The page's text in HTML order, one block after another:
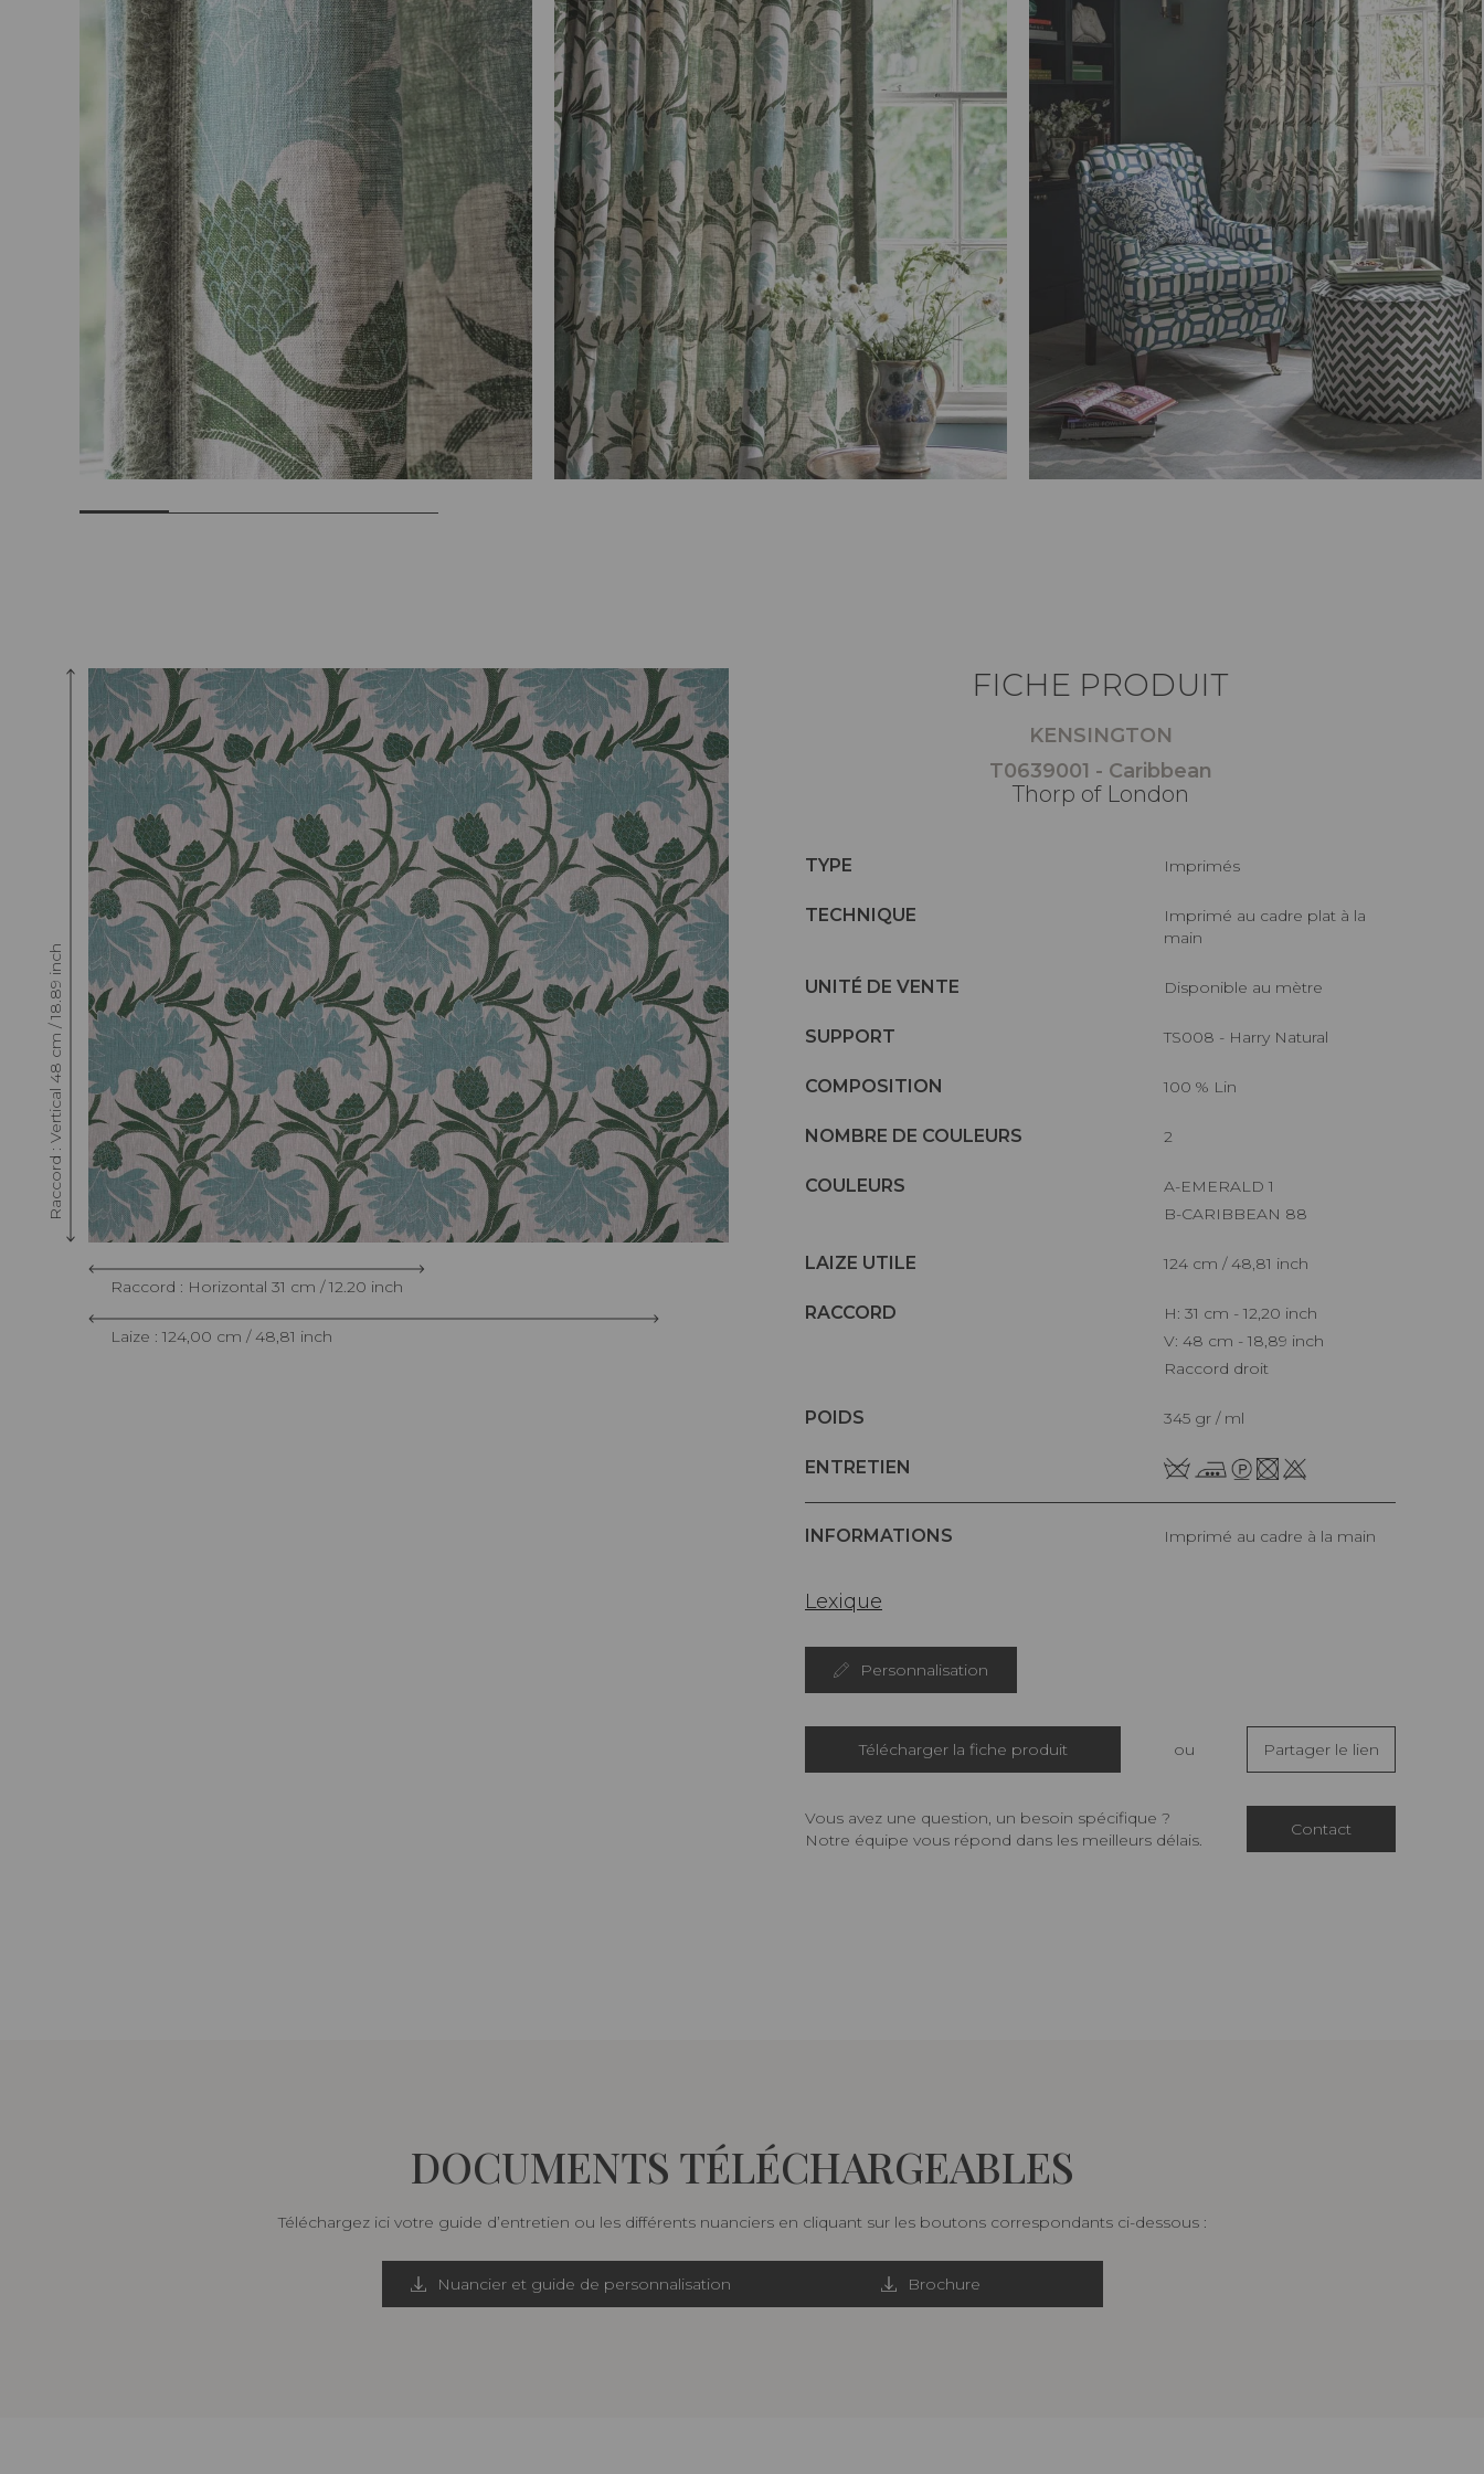
Raccord : Vertical 48 cm / 18.89 inch
Raccord : Horizontal 31 cm / 12.20 inch
Laize : 124,00 cm / 48,81 inch
FICHE PRODUIT
KENSINGTON
T0639001 - Caribbean
Thorp of London
TYPE Imprimés
TECHNIQUE
Imprimé au cadre plat à la
main
UNITÉ DE VENTE Disponible au mètre
SUPPORT TS008 - Harry Natural
COMPOSITION 100 % Lin
NOMBRE DE COULEURS 2
COULEURS
A-EMERALD 1
B-CARIBBEAN 88
LAIZE UTILE 124 cm / 48,81 inch
RACCORD
H: 31 cm - 12,20 inch
V: 48 cm - 18,89 inch
Raccord droit
POIDS 345 gr / ml
ENTRETIEN
INFORMATIONS Imprimé au cadre à la main
Lexique
Personnalisation
Télécharger la fiche produit ou Partager le lien
Vous avez une question, un besoin spécifique ?
Notre équipe vous répond dans les meilleurs délais.
Contact
DOCUMENTS TÉLÉCHARGEABLES
Téléchargez ici votre guide d’entretien ou les différents nuanciers en cliquant sur les boutons correspondants ci-dessous :
Nuancier et guide de personnalisation Brochure